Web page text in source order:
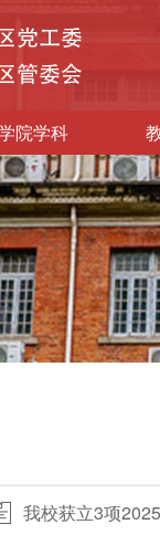
院学科
我校获立3项